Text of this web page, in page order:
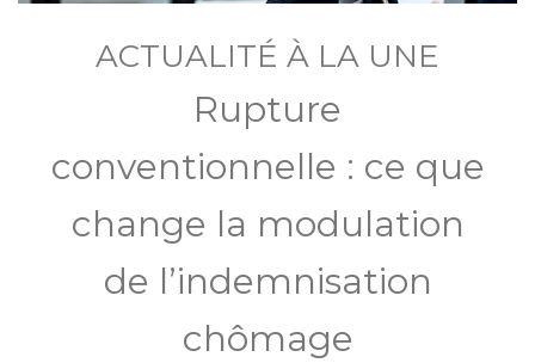
ACTUALITÉ À LA UNE
Rupture
conventionnelle : ce que
change la modulation
de l’indemnisation
chômage